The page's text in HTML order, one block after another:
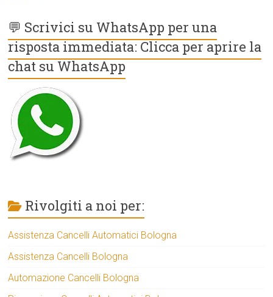
💬 Scrivici su WhatsApp per una
risposta immediata: Clicca per aprire la
chat su WhatsApp
Rivolgiti a noi per:
Assistenza Cancelli Automatici Bologna
Assistenza Cancelli Bologna
Automazione Cancelli Bologna